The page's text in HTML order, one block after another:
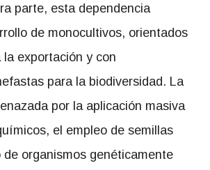
parte, esta dependencia
de monocultivos, orientados
exportación y con
para la biodiversidad. La
por la aplicación masiva
el empleo de semillas
organismos genéticamente